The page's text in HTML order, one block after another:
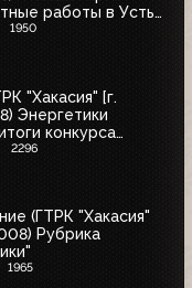
работы в Усть-
1950
"Хакасия" [г.
Энергетики
конкурса
2296
(ГТРК "Хакасия"
Рубрика
1965